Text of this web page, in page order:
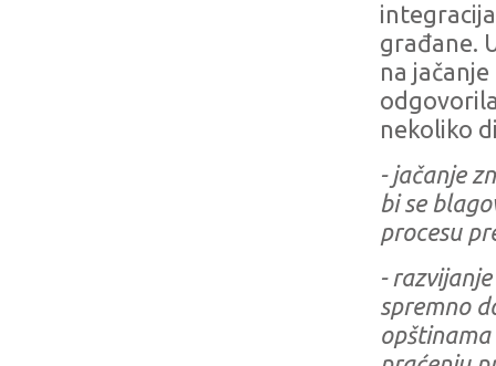
građane.
na
nekoliko
- jačanje
bi se
procesu
-
spremno